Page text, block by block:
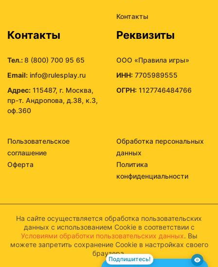
Контакты
Контакты
Тел.:8 (800) 700 95 65
Email: info@rulesplay.ru
Адрес: 115487, г. Москва,
пр-т. Андропова, д.38, к.3,
оф.360
Реквизиты
ООО «Правила игры»
ИНН: 7705989555
ОГРН: 1127746484766
Пользовательское
соглашение
Обработка персональных
данных
Оферта
Политика
конфиденциальности
На сайте осуществляется обработка пользовательских
данных с использованием Cookie в соответствии с
Условиями обработки пользовательских данных. Вы
можете запретить сохранение Cookie в настройках своего
браузера.
Подпишитесь!